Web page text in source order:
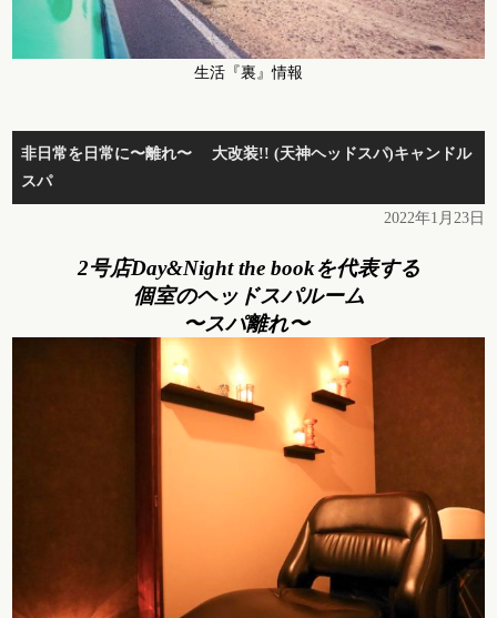
生活『裏』情報
非日常を日常に〜離れ〜 大改装!! (天神ヘッドスパ)キャンドル
スパ
2022年1月23日
2号店Day&Night the bookを代表する
個室のヘッドスパルーム
〜スパ離れ〜